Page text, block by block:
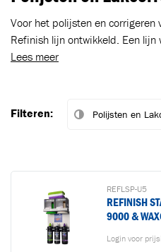
Voor het polijsten en corrigeren
Refinish lijn ontwikkeld. Een lijn
Lees meer
Filteren:
REFLSP-U5
REFINISH
9000 &
Login voor